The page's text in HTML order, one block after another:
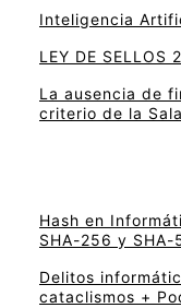
Inteligencia
LEY DE SELLOS
La ausencia de
criterio de la
Hash en
SHA-256 y
Delitos
cataclismos +